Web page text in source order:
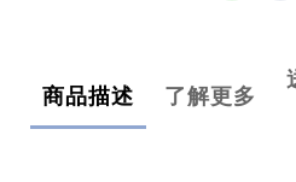
商品描述 了解更多